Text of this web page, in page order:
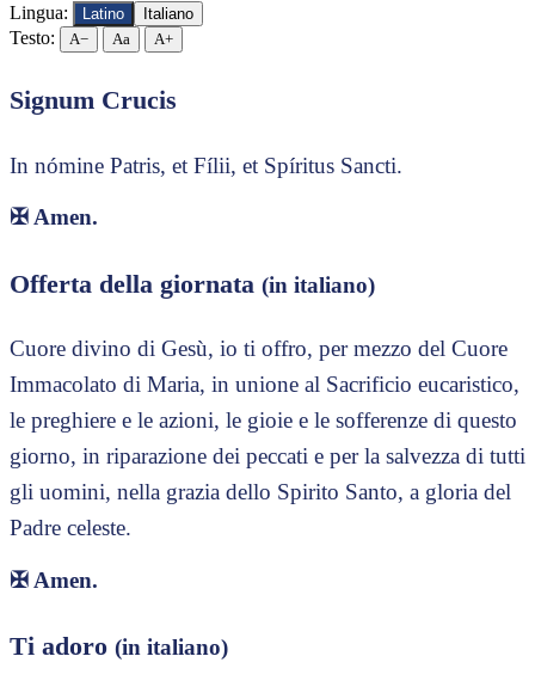
Lingua: Latino Italiano
Testo: A− Aa A+
Signum Crucis
In nómine Patris, et Fílii, et Spíritus Sancti.
✠Amen.
Offerta della giornata (in italiano)
Cuore divino di Gesù, io ti offro, per mezzo del Cuore
Immacolato di Maria, in unione al Sacrificio eucaristico,
le preghiere e le azioni, le gioie e le sofferenze di questo
giorno, in riparazione dei peccati e per la salvezza di tutti
gli uomini, nella grazia dello Spirito Santo, a gloria del
Padre celeste.
✠ Amen.
Ti adoro (in italiano)